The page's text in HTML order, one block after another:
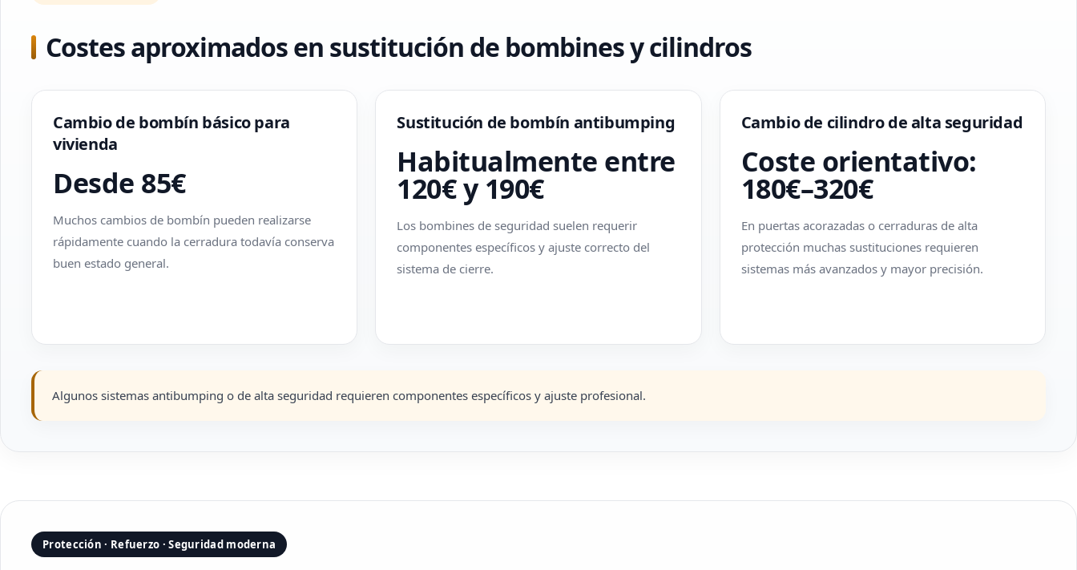
Costes aproximados en sustitución de bombines y cilindros
Cambio de bombín básico para
vivienda
Desde 85€
Muchos cambios de bombín pueden realizarse
rápidamente cuando la cerradura todavía conserva
buen estado general.
Sustitución de bombín antibumping
Habitualmente entre
120€ y 190€
Los bombines de seguridad suelen requerir
componentes específicos y ajuste correcto del
sistema de cierre.
Cambio de cilindro de alta seguridad
Coste orientativo:
180€–320€
En puertas acorazadas o cerraduras de alta
protección muchas sustituciones requieren
sistemas más avanzados y mayor precisión.
Algunos sistemas antibumping o de alta seguridad requieren componentes específicos y ajuste profesional.
Protección · Refuerzo · Seguridad moderna